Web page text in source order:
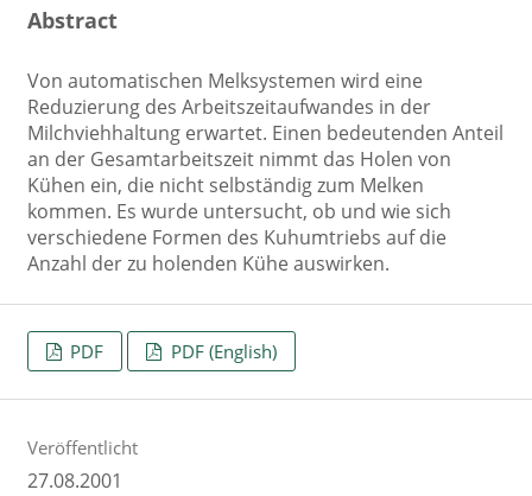
Abstract
Von automatischen Melksystemen wird eine
Reduzierung des Arbeitszeitaufwandes in der
Milchviehhaltung erwartet. Einen bedeutenden Anteil
an der Gesamtarbeitszeit nimmt das Holen von
Kühen ein, die nicht selbständig zum Melken
kommen. Es wurde untersucht, ob und wie sich
verschiedene Formen des Kuhumtriebs auf die
Anzahl der zu holenden Kühe auswirken.
PDF PDF (English)
Veröffentlicht
27.08.2001